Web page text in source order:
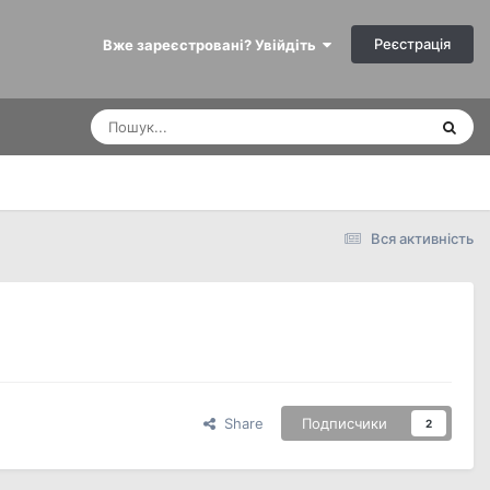
Вже зареєстровані? Увійдіть Реєстрація
Вся активність
Share Подписчики 2